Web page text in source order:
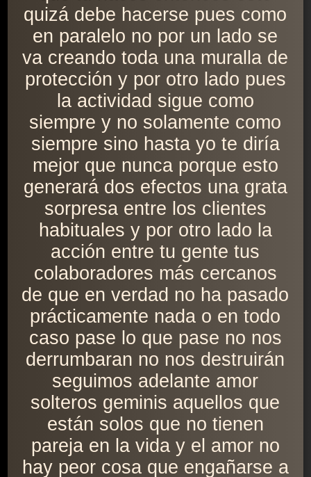
quizá debe hacerse pues como
en paralelo no por un lado se
va creando toda una muralla de
protección y por otro lado pues
la actividad sigue como
siempre y no solamente como
siempre sino hasta yo te diría
mejor que nunca porque esto
generará dos efectos una grata
sorpresa entre los clientes
habituales y por otro lado la
acción entre tu gente tus
colaboradores más cercanos
de que en verdad no ha pasado
prácticamente nada o en todo
caso pase lo que pase no nos
derrumbaran no nos destruirán
seguimos adelante amor
solteros geminis aquellos que
están solos que no tienen
pareja en la vida y el amor no
hay peor cosa que engañarse a